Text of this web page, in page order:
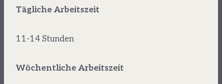
Tägliche Arbeitszeit
11-14 Stunden
Wöchentliche Arbeitszeit